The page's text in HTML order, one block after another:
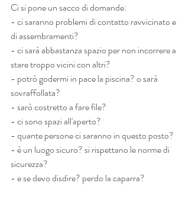
Ci si pone un sacco di domande:
- ci saranno problemi di contatto ravvicinato e
di assembramenti?
- ci sarà abbastanza spazio per non incorrere a
stare troppo vicini con altri?
- potrò godermi in pace la piscina? o sarà
sovraffollata?
- sarò costretto a fare file?
- ci sono spazi all'aperto?
- quante persone ci saranno in questo posto?
- è un luogo sicuro? si rispettano le norme di
sicurezza?
- e se devo disdire? perdo la caparra?